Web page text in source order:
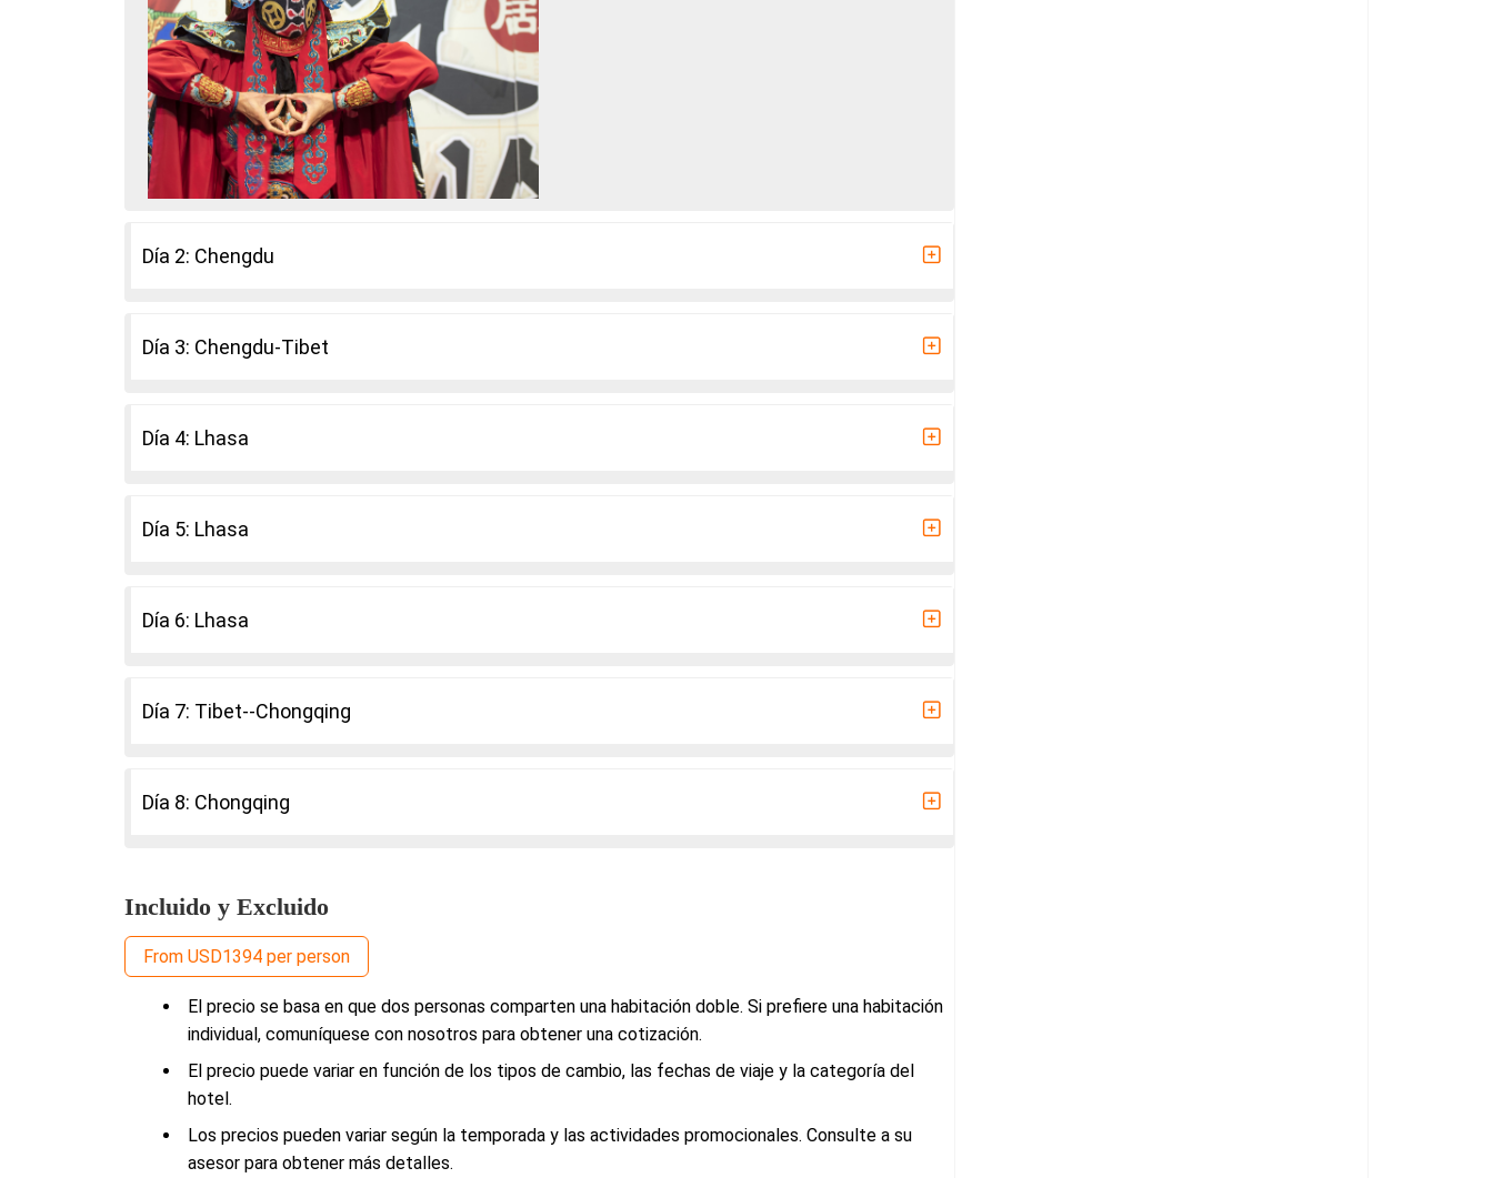
Día 2: Chengdu
Día 3: Chengdu-Tibet
Día 4: Lhasa
Día 5: Lhasa
Día 6: Lhasa
Día 7: Tibet--Chongqing
Día 8: Chongqing
Incluido y Excluido
From USD1394 per person
El precio se basa en que dos personas comparten una habitación doble. Si prefiere una habitación
individual, comuníquese con nosotros para obtener una cotización.
El precio puede variar en función de los tipos de cambio, las fechas de viaje y la categoría del
hotel.
Los precios pueden variar según la temporada y las actividades promocionales. Consulte a su
asesor para obtener más detalles.